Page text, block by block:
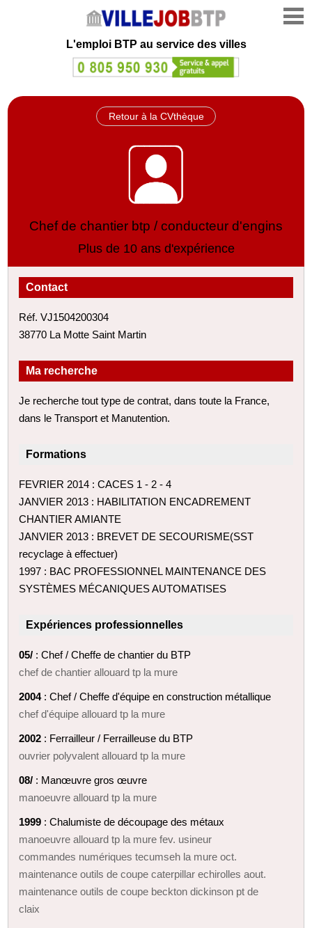
L'emploi BTP au service des villes
Retour à la CVthèque
Chef de chantier btp / conducteur d'engins
Plus de 10 ans d'expérience
Contact
Réf. VJ1504200304
38770 La Motte Saint Martin
Ma recherche
Je recherche tout type de contrat, dans toute la France,
dans le Transport et Manutention.
Formations
FEVRIER 2014 : CACES 1 - 2 - 4
JANVIER 2013 : HABILITATION ENCADREMENT
CHANTIER AMIANTE
JANVIER 2013 : BREVET DE SECOURISME​(SST
recyclage à effectuer)
1997 : BAC PROFESSIONNEL MAINTENANCE DES
SYSTÈMES MÉCANIQUES AUTOMATISES
Expériences professionnelles
05/ : Chef / Cheffe de chantier du BTP
chef de chantier allouard tp la mure
2004: Chef / Cheffe d'équipe en construction métallique
chef d'équipe allouard tp la mure
2002 : Ferrailleur / Ferrailleuse du BTP
ouvrier polyvalent allouard tp la mure
08/ : Manœuvre gros œuvre
manoeuvre allouard tp la mure
1999 : Chalumiste de découpage des métaux
manoeuvre allouard tp la mure fev. usineur
commandes numériques tecumseh la mure oct.
maintenance outils de coupe caterpillar echirolles aout.
maintenance outils de coupe beckton dickinson pt de
claix